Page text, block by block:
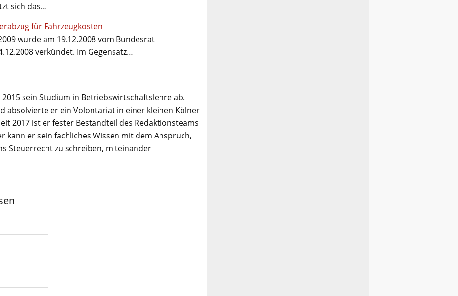
sich das…
für Fahrzeugkosten
wurde am 19.12.2008 vom Bundesrat
verkündet. Im Gegensatz…
2015 sein Studium in Betriebswirtschaftslehre ab.
absolvierte er ein Volontariat in einer kleinen Kölner
2017 ist er fester Bestandteil des Redaktionsteams
kann er sein fachliches Wissen mit dem Anspruch,
Steuerrecht zu schreiben, miteinander